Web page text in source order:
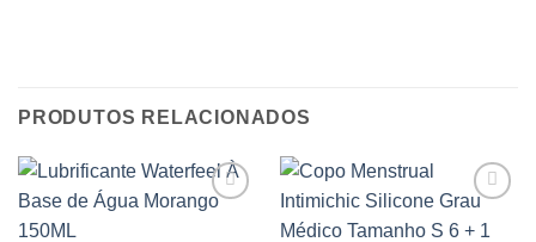
PRODUTOS RELACIONADOS
wishlist